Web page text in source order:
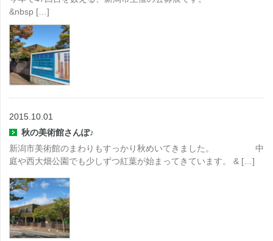
&nbsp […]
2015.10.01
秋の美術館さんぽ♪
新潟市美術館のまわりもすっかり秋めいてきました。 中
庭や西大畑公園でも少しずつ紅葉が始まってきています。 & […]